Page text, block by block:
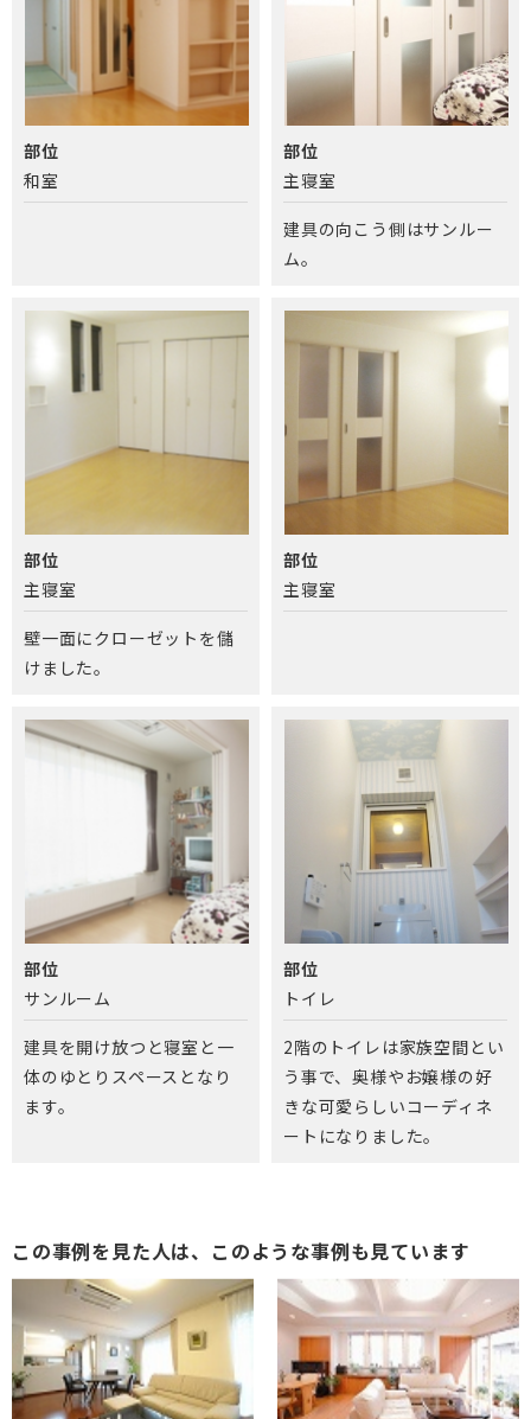
部位
和室
部位
主寝室
建具の向こう側はサンルー
ム。
部位
主寝室
壁一面にクローゼットを儲
けました。
部位
主寝室
部位
サンルーム
建具を開け放つと寝室と一
体のゆとりスペースとなり
ます。
部位
トイレ
2階のトイレは家族空間とい
う事で、奥様やお嬢様の好
きな可愛らしいコーディネ
ートになりました。
この事例を見た人は、このような事例も見ています